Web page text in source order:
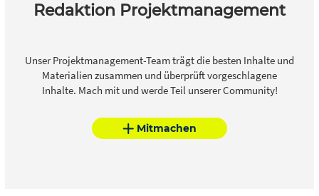
Redaktion Projektmanagement
Unser Projektmanagement-Team trägt die besten Inhalte und
Materialien zusammen und überprüft vorgeschlagene
Inhalte. Mach mit und werde Teil unserer Community!
Mitmachen